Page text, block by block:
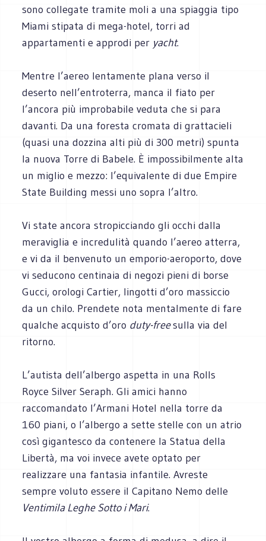
sono collegate tramite moli a una spiaggia tipo
Miami stipata di mega-hotel, torri ad
appartamenti e approdi per yacht.
Mentre l’aereo lentamente plana verso il
deserto nell’entroterra, manca il fiato per
l’ancora più improbabile veduta che si para
davanti. Da una foresta cromata di grattacieli
(quasi una dozzina alti più di 300 metri) spunta
la nuova Torre di Babele. È impossibilmente alta
un miglio e mezzo: l’equivalente di due Empire
State Building messi uno sopra l’altro.
Vi state ancora stropicciando gli occhi dalla
meraviglia e incredulità quando l’aereo atterra,
e vi da il benvenuto un emporio-aeroporto, dove
vi seducono centinaia di negozi pieni di borse
Gucci, orologi Cartier, lingotti d’oro massiccio
da un chilo. Prendete nota mentalmente di fare
qualche acquisto d’oro duty-freesulla via del
ritorno.
L’autista dell’albergo aspetta in una Rolls
Royce Silver Seraph. Gli amici hanno
raccomandato l’Armani Hotel nella torre da
160 piani, o l’albergo a sette stelle con un atrio
così gigantesco da contenere la Statua della
Libertà, ma voi invece avete optato per
realizzare una fantasia infantile. Avreste
sempre voluto essere il Capitano Nemo delle
Ventimila Leghe Sotto i Mari.